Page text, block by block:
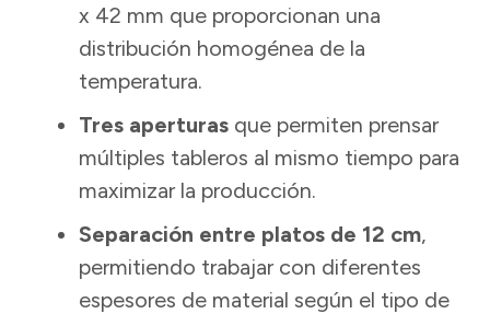
x 42 mm que proporcionan una
distribución homogénea de la
temperatura.
Tres aperturas que permiten prensar
múltiples tableros al mismo tiempo para
maximizar la producción.
Separación entre platos de 12 cm,
permitiendo trabajar con diferentes
espesores de material según el tipo de